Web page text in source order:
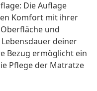
Die Auflage
Komfort mit ihrer
und
deiner
Bezug ermöglicht ein
Pflege der Matratze